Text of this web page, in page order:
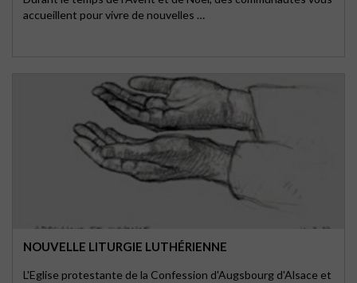
accueillent pour vivre de nouvelles …
NOUVELLE LITURGIE LUTHÉRIENNE
L'Eglise protestante de la Confession d'Augsbourg d'Alsace et